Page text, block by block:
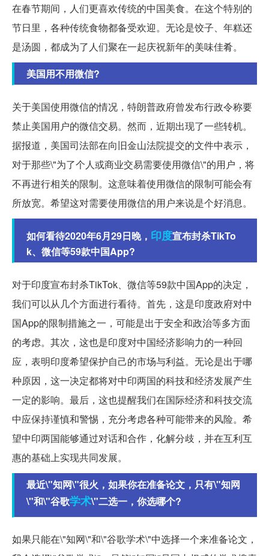
在春节期间，人们更喜欢传统的中国美食。在这个特别的
节日里，各种传统食物都备受欢迎。无论是饺子、年糕还
是汤圆，都成为了人们聚在一起庆祝新年的美味佳肴。
美国用不用微信?
关于美国使用微信的情况，特朗普政府曾发布行政令称要
禁止美国用户的微信交易。然而，近期出现了一些转机。
据报道，美国司法部在向旧金山法院提交的文件中表示，
对于那些\"为了个人或商业交易需要使用微信\"的用户，将
不再进行相关的限制。这意味着使用微信的限制可能会有
所放宽。希望这对需要使用微信的用户来说是个好消息。
如何看待2020年6月29日晚， 印度宣布封杀TikTo
k、微信等59款中国App?
对于印度宣布封杀TikTok、微信等59款中国App的决定，
我们可以从几个方面进行看待。首先，这是印度政府对中
国App的限制措施之一，可能是出于安全和政治等多方面
的考虑。其次，这也是印度对中国经济影响力的一种回
应，表明印度希望保护自己的市场与利益。无论是出于哪
种原因，这一决定都将对中印两国的科技和经济发展产生
一定的影响。最后，这也提醒我们在国际经济和科技交流
中应保持谨慎和警惕，充分考虑各种可能带来的风险。希
望中印两国能够通过对话和合作，化解分歧，并在互利互
惠的基础上实现共同发展。
最近\"知网\"很火，如果你在准备论文，只有\"知网
\"和\"谷歌学术\"二选一，你选哪个?
如果只能在\"知网\"和\"谷歌学术\"中选择一个来准备论文，